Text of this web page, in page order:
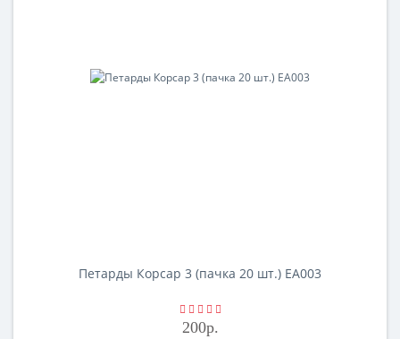
Петарды Корсар 3 (пачка 20 шт.) EA003
200р.